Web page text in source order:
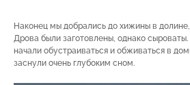
Наконец мы добрались до хижины в
Дрова были заготовлены, однако сыроваты.
начали обустраиваться и обживаться в
заснули очень глубоким сном.